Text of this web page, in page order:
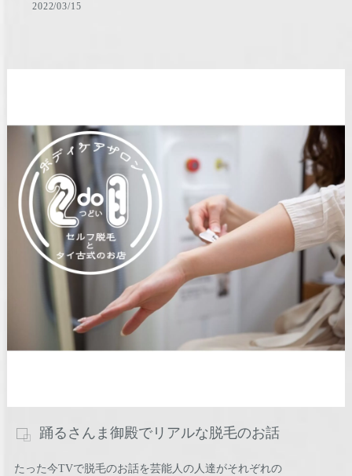
2022/03/15
踊るさんま御殿でリアルな脱毛のお話
たった今TVで脱毛のお話を芸能人の人達がそれぞれの